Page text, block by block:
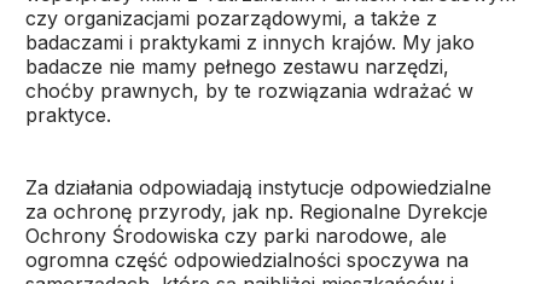
czy organizacjami pozarządowymi, a także z
badaczami i praktykami z innych krajów. My jako
badacze nie mamy pełnego zestawu narzędzi,
choćby prawnych, by te rozwiązania wdrażać w
praktyce.
Za działania odpowiadają instytucje odpowiedzialne
za ochronę przyrody, jak np. Regionalne Dyrekcje
Ochrony Środowiska czy parki narodowe, ale
ogromna część odpowiedzialności spoczywa na